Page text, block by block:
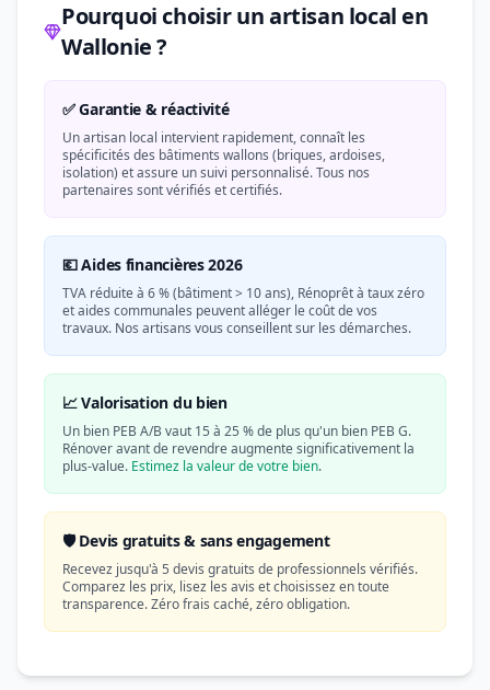
Pourquoi choisir un artisan local en
Wallonie ?
✅ Garantie & réactivité
Un artisan local intervient rapidement, connaît les
spécificités des bâtiments wallons (briques, ardoises,
isolation) et assure un suivi personnalisé. Tous nos
partenaires sont vérifiés et certifiés.
💶 Aides financières 2026
TVA réduite à 6 % (bâtiment > 10 ans), Rénoprêt à taux zéro
et aides communales peuvent alléger le coût de vos
travaux. Nos artisans vous conseillent sur les démarches.
📈 Valorisation du bien
Un bien PEB A/B vaut 15 à 25 % de plus qu'un bien PEB G.
Rénover avant de revendre augmente significativement la
plus-value. Estimez la valeur de votre bien.
🛡️ Devis gratuits & sans engagement
Recevez jusqu'à 5 devis gratuits de professionnels vérifiés.
Comparez les prix, lisez les avis et choisissez en toute
transparence. Zéro frais caché, zéro obligation.